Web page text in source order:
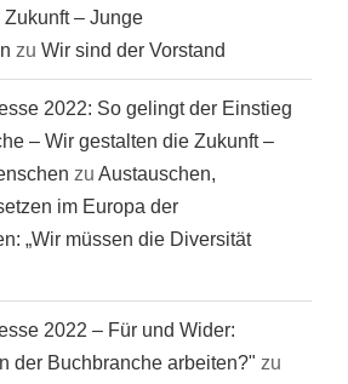
– Junge
zu Wir sind der Vorstand
2022: So gelingt der Einstieg
– Wir gestalten die Zukunft –
zu Austauschen,
im Europa der
„Wir müssen die Diversität
2022 – Für und Wider:
der Buchbranche arbeiten?" zu